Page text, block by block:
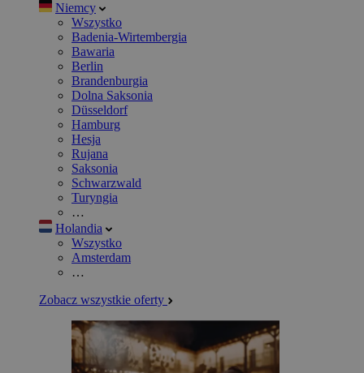
Niemcy
Wszystko
Badenia-Wirtembergia
Bawaria
Berlin
Brandenburgia
Dolna Saksonia
Düsseldorf
Hamburg
Hesja
Rujana
Saksonia
Schwarzwald
Turyngia
…
Holandia
Wszystko
Amsterdam
…
Zobacz wszystkie oferty